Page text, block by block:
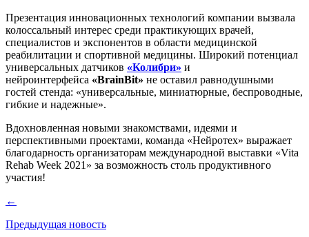
Презентация инновационных технологий компании вызвала
колоссальный интерес среди практикующих врачей,
специалистов и экспонентов в области медицинской
реабилитации и спортивной медицины. Широкий потенциал
универсальных датчиков «Колибри» и
нейроинтерфейса «BrainBit» не оставил равнодушными
гостей стенда: «универсальные, миниатюрные, беспроводные,
гибкие и надежные».
Вдохновленная новыми знакомствами, идеями и
перспективными проектами, команда «Нейротех» выражает
благодарность организаторам международной выставки «Vita
Rehab Week 2021» за возможность столь продуктивного
участия!
←
Предыдущая новость